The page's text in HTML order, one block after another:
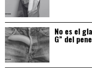
No es el
G” del pene